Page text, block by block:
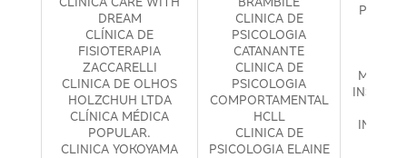
DREAM
CLÍNICA DE
FISIOTERAPIA
ZACCARELLI
CLINICA DE OLHOS
HOLZCHUH LTDA
CLÍNICA MÉDICA
POPULAR.
CLINICA YOKOYAMA
CLINICA DE
PSICOLOGIA
CATANANTE
CLINICA DE
PSICOLOGIA
COMPORTAMENTAL
HCLL
CLINICA DE
PSICOLOGIA ELAINE
PEDRO